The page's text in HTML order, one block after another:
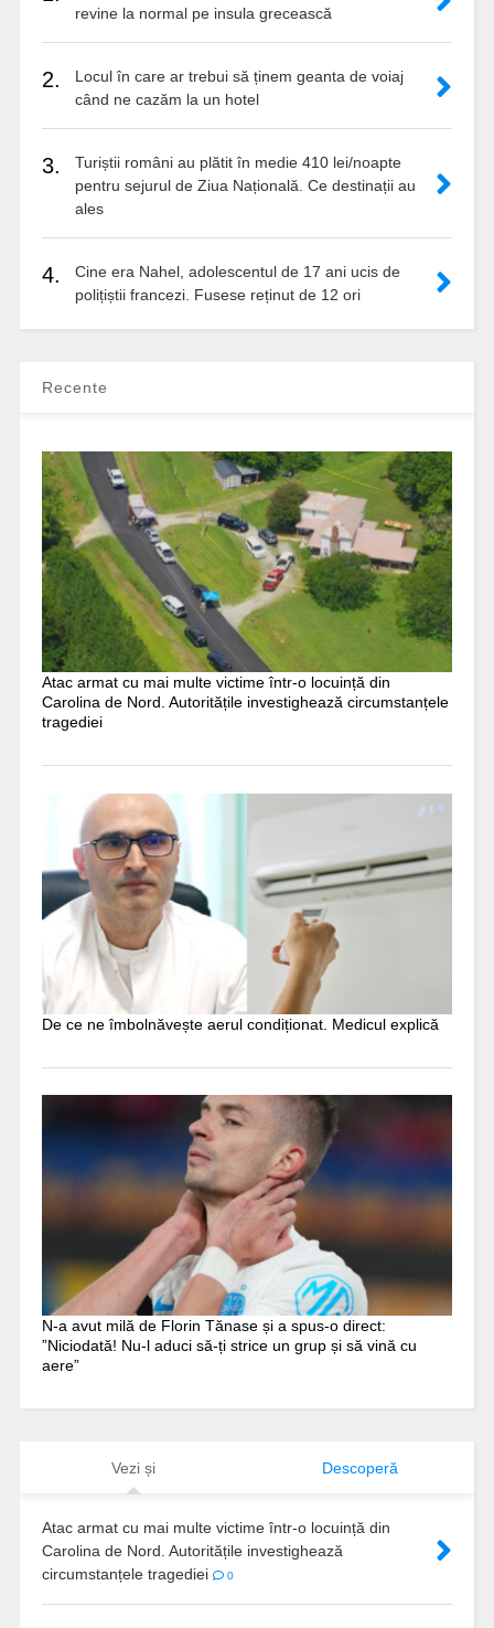
revine la normal pe insula grecească
2.
Locul în care ar trebui să ținem geanta de voiaj
când ne cazăm la un hotel
3.
Turiștii români au plătit în medie 410 lei/noapte
pentru sejurul de Ziua Națională. Ce destinații au
ales
4.
Cine era Nahel, adolescentul de 17 ani ucis de
polițiștii francezi. Fusese reținut de 12 ori
Recente
Atac armat cu mai multe victime într-o locuință din
Carolina de Nord. Autoritățile investighează circumstanțele
tragediei
De ce ne îmbolnăvește aerul condiționat. Medicul explică
N-a avut milă de Florin Tănase și a spus-o direct:
”Niciodată! Nu-l aduci să-ți strice un grup și să vină cu
aere”
Vezi și Descoperă
Atac armat cu mai multe victime într-o locuință din
Carolina de Nord. Autoritățile investighează
circumstanțele tragediei
0